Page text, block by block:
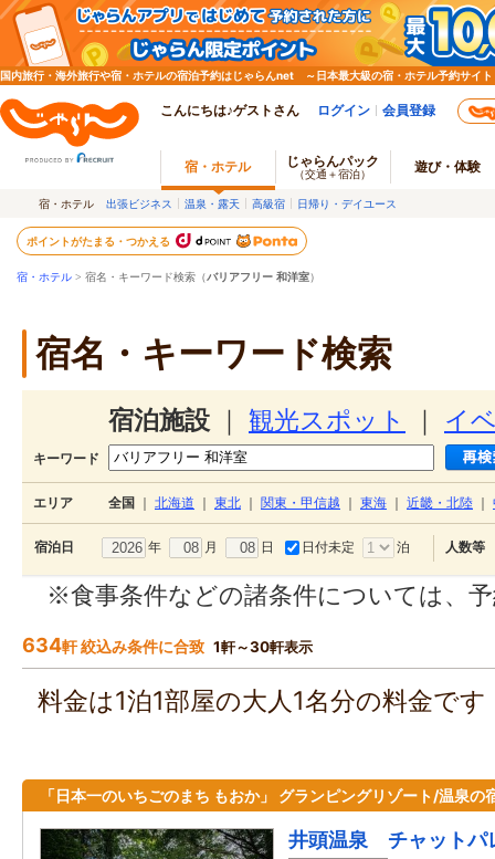
国内旅行・海外旅行や宿・ホテルの宿泊予約はじゃらんnet ～日本最大級の宿・ホテル予約サイト
こんにちは♪ゲストさん ログイン 会員登録
宿・ホテル じゃらんパック
（交通＋宿泊） 遊び・体験
宿・ホテル 出張ビジネス 温泉・露天 高級宿 日帰り・デイユース
ポイントがたまる・つかえる
宿・ホテル > 宿名・キーワード検索（バリアフリー 和洋室）
宿名・キーワード検索
宿泊施設 観光スポット イ
キーワード
エリア 全国 北海道 東北 関東・甲信越 東海 近畿・北陸
宿泊日 年 月 日 日付未定 泊 人数等
※食事条件などの諸条件については、
634軒 絞込み条件に合致 1軒～30軒表示
料金は1泊1部屋の大人1名分の料金で
「日本一のいちごのまち もおか」 グランピングリゾート/温泉の
井頭温泉 チャットパ